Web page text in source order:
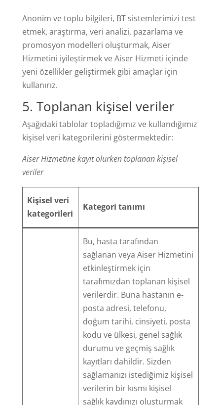
Anonim ve toplu bilgileri, BT sistemlerimizi test
etmek, araştırma, veri analizi, pazarlama ve
promosyon modelleri oluşturmak, Aiser
Hizmetini iyileştirmek ve Aiser Hizmeti içinde
yeni özellikler geliştirmek gibi amaçlar için
kullanırız.
5. Toplanan kişisel veriler
Aşağıdaki tablolar topladığımız ve kullandığımız
kişisel veri kategorilerini göstermektedir:
Aiser Hizmetine kayıt olurken toplanan kişisel
veriler
Kişisel veri
kategorileri
Kategori tanımı
Bu, hasta tarafından
sağlanan veya Aiser Hizmetini
etkinleştirmek için
tarafımızdan toplanan kişisel
verilerdir. Buna hastanın e-
posta adresi, telefonu,
doğum tarihi, cinsiyeti, posta
kodu ve ülkesi, genel sağlık
durumu ve geçmiş sağlık
kayıtları dahildir. Sizden
sağlamanızı istediğimiz kişisel
verilerin bir kısmı kişisel
sağlık kaydınızı oluşturmak